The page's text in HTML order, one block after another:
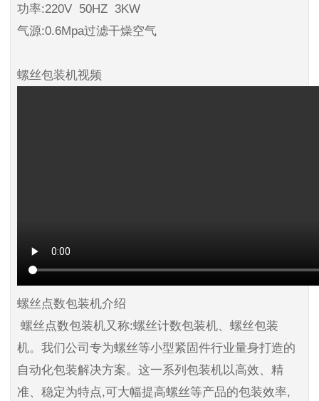
功率:220V 50HZ 3KW
气源:0.6Mpa过滤干燥空气
螺丝包装机视频
螺丝点数包装机介绍
螺丝点数包装机又称:螺丝计数包装机、螺丝包装
机。我们公司专为螺丝等小型紧固件行业量身打造的
自动化包装解决方案。这一系列包装机以高效、精
准、稳定为特点,可大幅提高螺丝等产品的包装效率,